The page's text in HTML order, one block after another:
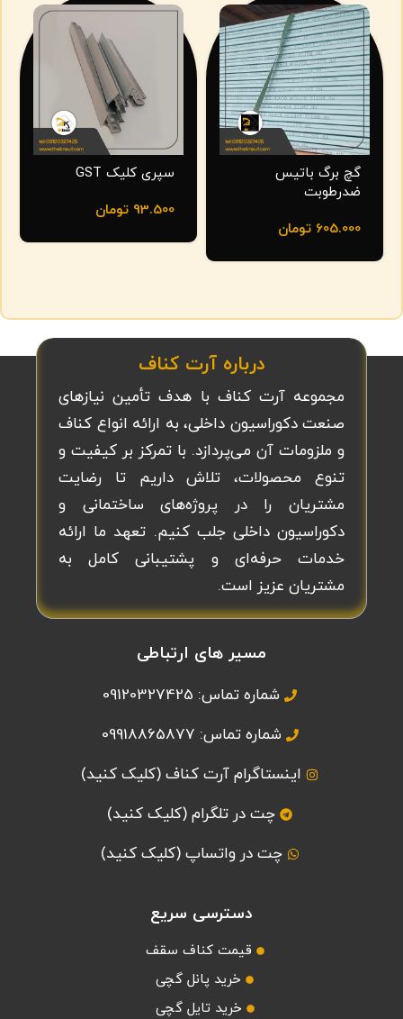
گچ برگ باتیس
ضدرطوبت
605.000 تومان
سپری کلیک GST
93.500 تومان
درباره آرت کناف
مجموعه آرت کناف با هدف تأمین نیازهای
صنعت دکوراسیون داخلی، به ارائه انواع کناف
و ملزومات آن می‌پردازد. با تمرکز بر کیفیت و
تنوع محصولات، تلاش داریم تا رضایت
مشتریان را در پروژه‌های ساختمانی و
دکوراسیون داخلی جلب کنیم. تعهد ما ارائه
خدمات حرفه‌ای و پشتیبانی کامل به
مشتریان عزیز است.
مسیر های ارتباطی
شماره تماس: 09120327425
شماره تماس: 09918865877
اینستاگرام آرت کناف (کلیک کنید)
چت در تلگرام (کلیک کنید)
چت در واتساپ (کلیک کنید)
دسترسی سریع
قیمت کناف سقف
خرید پانل گچی
خرید تایل گچی